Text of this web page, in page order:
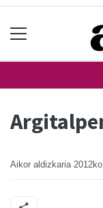
Aikor aldizkaria